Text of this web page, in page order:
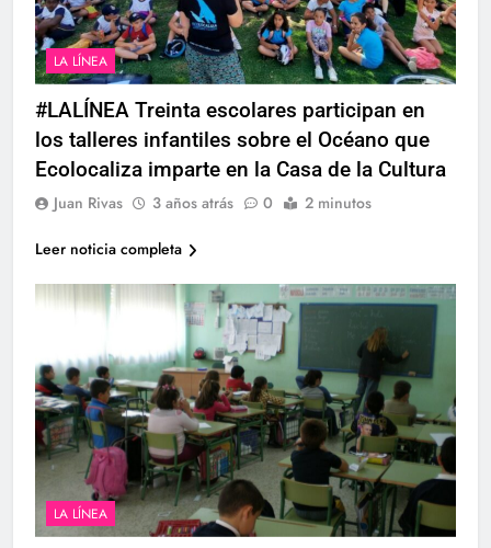
LA LÍNEA
#LALÍNEA Treinta escolares participan en
los talleres infantiles sobre el Océano que
Ecolocaliza imparte en la Casa de la Cultura
Juan Rivas 3 años atrás 0 2 minutos
Leer noticia completa
LA LÍNEA